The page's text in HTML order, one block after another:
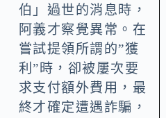
伯」過世的消息時，
阿義才察覺異常。在
嘗試提領所謂的”獲
利”時，卻被屢次要
求支付額外費用，最
終才確定遭遇詐騙，